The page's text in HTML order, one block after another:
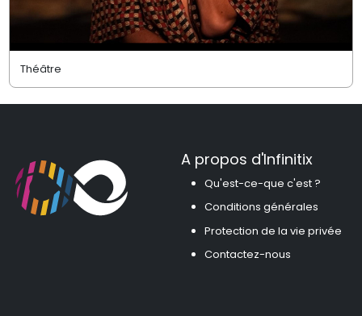
Théâtre
A propos d'Infinitix
Qu'est-ce-que c'est ?
Conditions générales
Protection de la vie privée
Contactez-nous